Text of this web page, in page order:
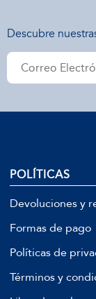
Descubre
POLÍTICAS
Devoluciones y
Formas de pago
Políticas de
Términos y